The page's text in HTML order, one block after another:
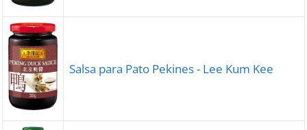
Salsa para Pato Pekines - Lee Kum Kee